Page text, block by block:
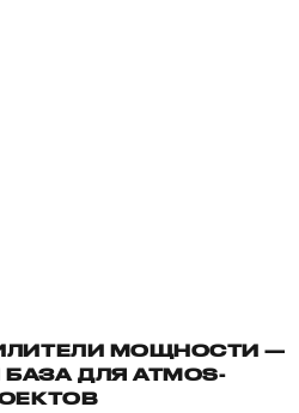
МОЩНОСТИ —
ДЛЯ ATMOS-